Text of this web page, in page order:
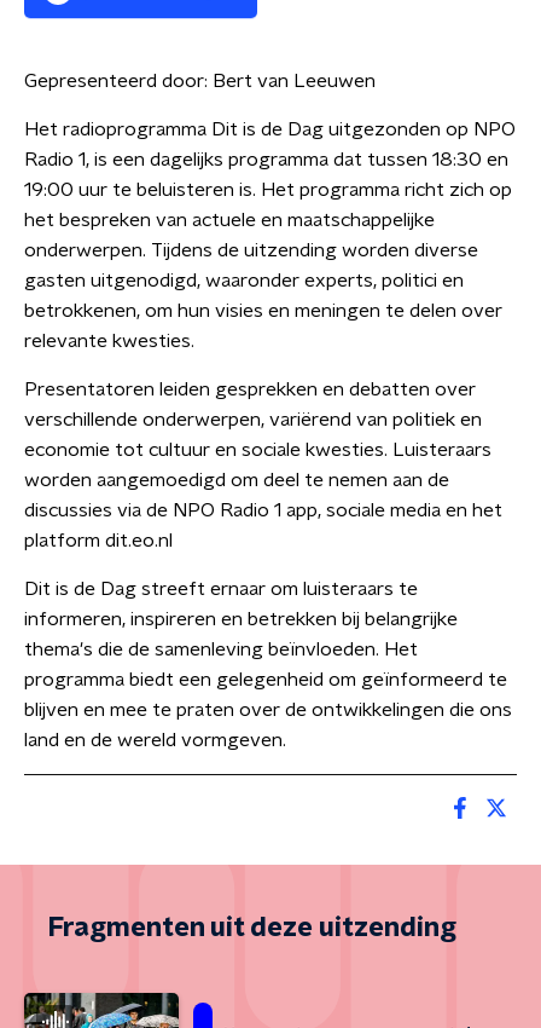
Gepresenteerd door: Bert van Leeuwen
Het radioprogramma Dit is de Dag uitgezonden op NPO
Radio 1, is een dagelijks programma dat tussen 18:30 en
19:00 uur te beluisteren is. Het programma richt zich op
het bespreken van actuele en maatschappelijke
onderwerpen. Tijdens de uitzending worden diverse
gasten uitgenodigd, waaronder experts, politici en
betrokkenen, om hun visies en meningen te delen over
relevante kwesties.
Presentatoren leiden gesprekken en debatten over
verschillende onderwerpen, variërend van politiek en
economie tot cultuur en sociale kwesties. Luisteraars
worden aangemoedigd om deel te nemen aan de
discussies via de NPO Radio 1 app, sociale media en het
platform dit.eo.nl
Dit is de Dag streeft ernaar om luisteraars te
informeren, inspireren en betrekken bij belangrijke
thema's die de samenleving beïnvloeden. Het
programma biedt een gelegenheid om geïnformeerd te
blijven en mee te praten over de ontwikkelingen die ons
land en de wereld vormgeven.
Fragmenten uit deze uitzending